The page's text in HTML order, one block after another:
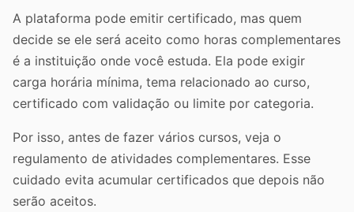
A plataforma pode emitir certificado, mas quem
decide se ele será aceito como horas complementares
é a instituição onde você estuda. Ela pode exigir
carga horária mínima, tema relacionado ao curso,
certificado com validação ou limite por categoria.
Por isso, antes de fazer vários cursos, veja o
regulamento de atividades complementares. Esse
cuidado evita acumular certificados que depois não
serão aceitos.